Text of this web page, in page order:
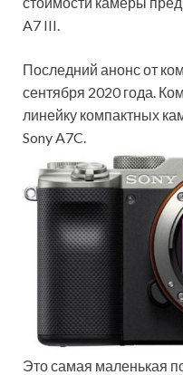
A7 III.
Последний анонс от
сентября 2020 года.
линейку компактных
Sony A7C.
Это самая маленькая